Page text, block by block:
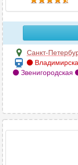
Дерматология
Дефектология
Диабетология
Диетология
Иммунология
Санкт-
Звенигородская